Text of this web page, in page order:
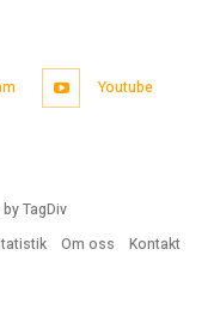
Youtube
TagDiv
Om oss Kontakt